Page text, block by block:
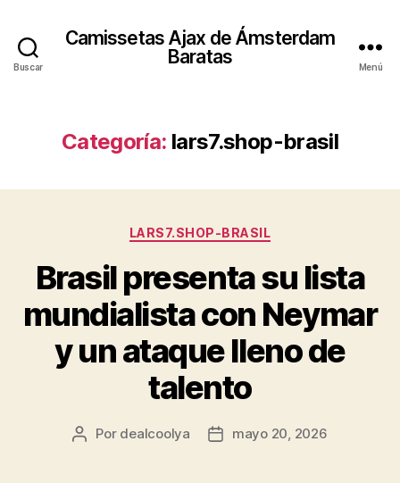
Buscar
Camissetas Ajax de Ámsterdam
Baratas
Menú
Categoría: lars7.shop-brasil
Categorías
LARS7.SHOP-BRASIL
Brasil presenta su lista
mundialista con Neymar
y un ataque lleno de
talento
Autor
Por dealcoolya
Fechamayo 20, 2026